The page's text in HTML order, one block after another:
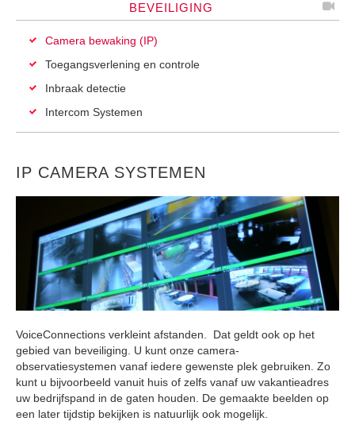
BEVEILIGING
Camera bewaking (IP)
Toegangsverlening en controle
Inbraak detectie
Intercom Systemen
IP CAMERA SYSTEMEN
VoiceConnections verkleint afstanden. Dat geldt ook op het
gebied van beveiliging. U kunt onze camera-
observatiesystemen vanaf iedere gewenste plek gebruiken. Zo
kunt u bijvoorbeeld vanuit huis of zelfs vanaf uw vakantieadres
uw bedrijfspand in de gaten houden. De gemaakte beelden op
een later tijdstip bekijken is natuurlijk ook mogelijk.